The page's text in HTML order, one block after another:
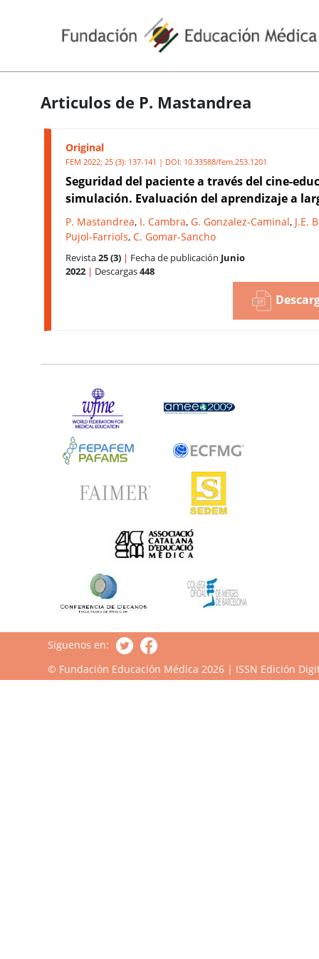
Articulos de P. Mastandrea
Original
FEM 2022; 25 (3): 137-141 | DOI: 10.33588/fem.253.1201
Seguridad del paciente a través del cine-
simulación. Evaluación del aprendizaje a
P. Mastandrea, I. Cambra, G. Gonzalez-Caminal, J.E.
Pujol-Farriols, C. Gomar-Sancho
Revista25 (3) | Fecha de publicación Junio
2022 | Descargas448
Siguenos en:
© Fundación Educación Médica 2026 | ISSN Edición